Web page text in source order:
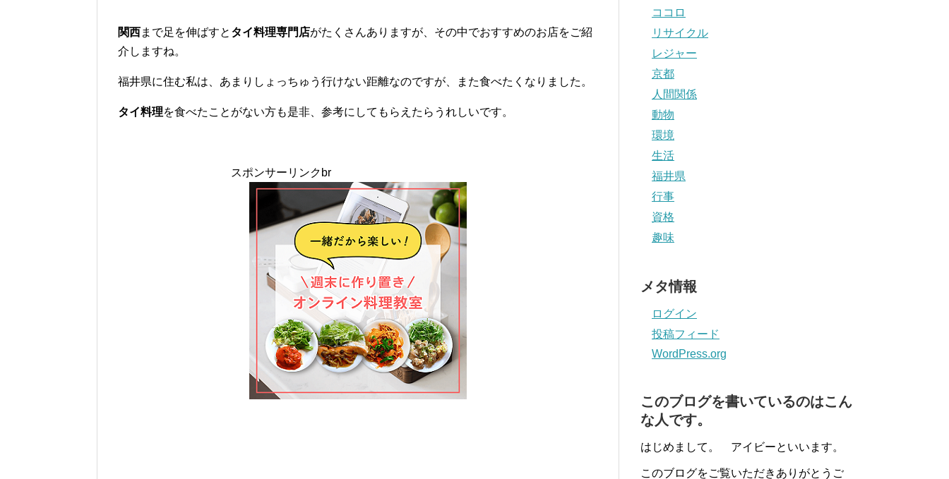
関西まで足を伸ばすと タイ料理専門店がたくさんありますが、その中でおすすめのお店をご紹
介しますね。
福井県に住む私は、あまりしょっちゅう行けない距離なのですが、また食べたくなりました。
タイ料理を食べたことがない方も是非、参考にしてもらえたらうれしいです。
スポンサーリンクbr
ココロ
リサイクル
レジャー
京都
人間関係
動物
環境
生活
福井県
行事
資格
趣味
メタ情報
ログイン
投稿フィード
WordPress.org
このブログを書いているのはこん
な人です。
はじめまして。 アイビーといいます。
このブログをご覧いただきありがとうご